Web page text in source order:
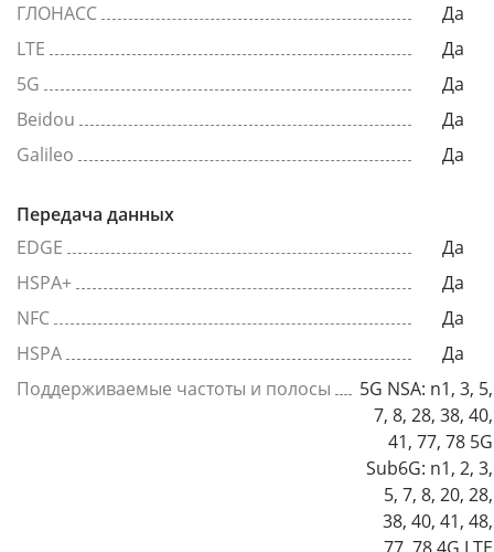
ГЛОНАСС
Да
LTE
Да
5G
Да
Beidou
Да
Galileo
Да
Передача данных
EDGE
Да
HSPA+
Да
NFC
Да
HSPA
Да
Поддерживаемые частоты и полосы
5G NSA: n1, 3, 5,
7, 8, 28, 38, 40,
41, 77, 78 5G
Sub6G: n1, 2, 3,
5, 7, 8, 20, 28,
38, 40, 41, 48,